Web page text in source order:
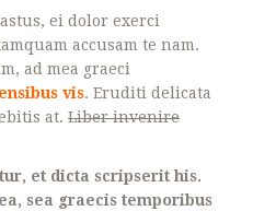
ei dolor exerci
accusam te nam.
ad mea graeci
vis. Eruditi delicata
at. Liber invenire
et dicta scripserit his.
sea graecis temporibus